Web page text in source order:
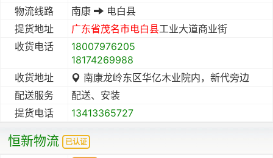
物流线路 南康
电白县
提货地址
广东省茂名市电白县工业大道商业街
收货电话
18007976205
18174269988
收货地址
南康龙岭东区华亿木业院内，新代旁边
配送服务
配送、安装
提货电话
13413365727
恒新物流 已认证